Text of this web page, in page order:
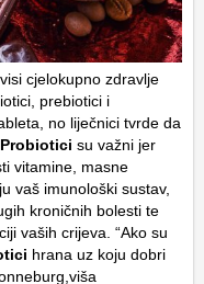
cjelokupno zdravlje
prebiotici i
no liječnici tvrde da
Probiotici su važni jer
vitamine, masne
vaš imunološki sustav,
kroničnih bolesti te
vaših crijeva. “Ako su
hrana uz koju dobri